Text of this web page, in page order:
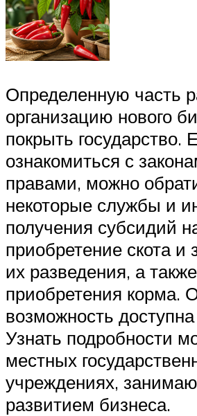
Определенную часть
организацию нового
покрыть государство.
ознакомиться с
правами, можно
некоторые службы и
получения субсидий
приобретение скота и
их разведения, а
приобретения корма.
возможность доступна
Узнать подробности
местных
учреждениях,
развитием бизнеса.